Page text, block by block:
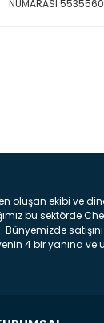
NUMARASI
oluşan ekibi ve
bu sektörde
Bünyemizde
4 bir yanına
:
aksam